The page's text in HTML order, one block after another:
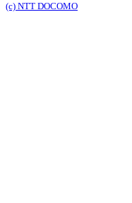
(c) NTT DOCOMO